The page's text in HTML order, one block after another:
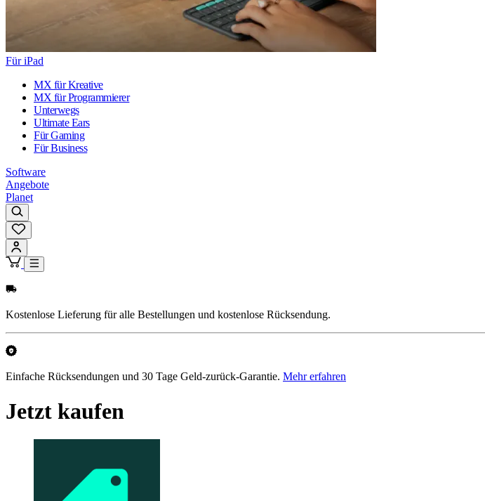
Für iPad
MX für Kreative
MX für Programmierer
Unterwegs
Ultimate Ears
Für Gaming
Für Business
Software
Angebote
Planet
Kostenlose Lieferung für alle Bestellungen und kostenlose Rücksendung.
Einfache Rücksendungen und 30 Tage Geld-zurück-Garantie. Mehr erfahren
Jetzt kaufen